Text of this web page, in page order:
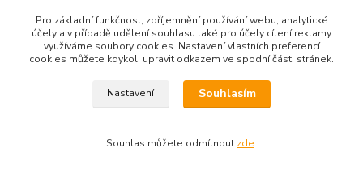
smlouvyReklamace a vrácení zboží Rady a tipy
Tabulky rozměrů
oblečení a obuviMapa stránek
Vytvořeno na Eshop-rychle.cz
Pro základní funkčnost, zpříjemnění používání webu, analytické
účely a v případě udělení souhlasu také pro účely cílení reklamy
využíváme soubory cookies. Nastavení vlastních preferencí
cookies můžete kdykoli upravit odkazem ve spodní části stránek.
Nastavení Souhlasím
Souhlas můžete odmítnout zde.